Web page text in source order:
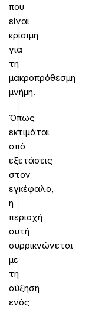
που
είναι
κρίσιμη
για
τη
μακροπρόθεσμη
μνήμη.
Όπως
εκτιμάται
από
εξετάσεις
στον
εγκέφαλο,
η
περιοχή
αυτή
συρρικνώνεται
με
τη
αύξηση
ενός